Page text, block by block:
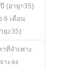
(อายุ<35)
6 เดือน
ยุ≥35)
ที่จำเพาะ
าะจง